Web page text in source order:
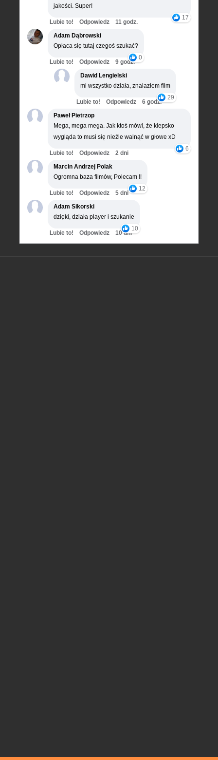
jakości. Super!
17
Lubie to! Odpowiedz
11 godz.
Adam Dąbrowski
Opłaca się tutaj czegoś szukać?
0
Lubie to! Odpowiedz
9 godz.
Dawid Lengielski
mi wszystko działa, znalazłem film
29
Lubie to! Odpowiedz
6 godz.
Paweł Pietrzop
Mega, mega mega. Jak ktoś mówi, że kiepsko
wygląda to musi się nieźle walnąć w głowe xD
6
Lubie to! Odpowiedz
2 dni
Marcin Andrzej Polak
Ogromna baza filmów, Polecam !!
12
Lubie to! Odpowiedz
5 dni
Adam Sikorski
dzięki, działa player i szukanie
10
Lubie to! Odpowiedz 10 dni